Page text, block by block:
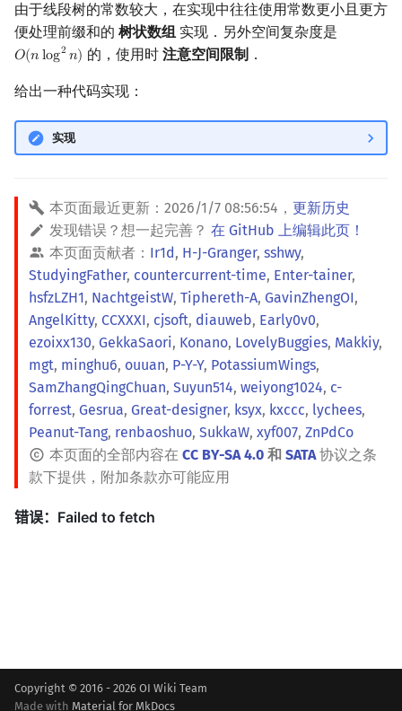
最小表示法
Lyndon 分解
Main–Lorentz 算法
离散对数
高次剩余 & 单位根
杜教筛
Powerful Number 筛
Min_25 筛
洲阁筛
类欧几里德算法
Meissel–Lehmer 算法
数值算法
序理论
杨氏矩阵
拟阵
二分图
平面图
弦图
图的着色
图的匹配
Prüfer 序列
矩阵树定理
LGV 引理
最大团搜索算法
支配树
空间优化简介
由于线段树的常数较大，在实现中往往使用常数更小且更方
便处理前缀和的 树状数组 实现．另外空间复杂度是
𝑂(𝑛log2 𝑛)
O(nlog2n) 的，使用时 注意空间限制 ．
给出一种代码实现：
实现
本页面最近更新： 2026/1/7 08:56:54 ， 更新历史
发现错误？想一起完善？ 在 GitHub 上编辑此页！
本页面贡献者： Ir1d, H-J-Granger, sshwy,
StudyingFather, countercurrent-time, Enter-tainer,
hsfzLZH1, NachtgeistW, Tiphereth-A, GavinZhengOI,
AngelKitty, CCXXXI, cjsoft, diauweb, Early0v0,
ezoixx130, GekkaSaori, Konano, LovelyBuggies, Makkiy,
mgt, minghu6, ouuan, P-Y-Y, PotassiumWings,
SamZhangQingChuan, Suyun514, weiyong1024, c-
forrest, Gesrua, Great-designer, ksyx, kxccc, lychees,
Peanut-Tang, renbaoshuo, SukkaW, xyf007, ZnPdCo
本页面的全部内容在 CC BY-SA 4.0 和 SATA协议之条
款下提供，附加条款亦可能应用
Copyright © 2016 - 2026 OI Wiki Team
Made with Material for MkDocs